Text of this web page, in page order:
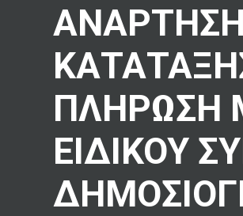
ΠΛΗΡΩΣΗ
ΕΙΔΙΚΟΥ